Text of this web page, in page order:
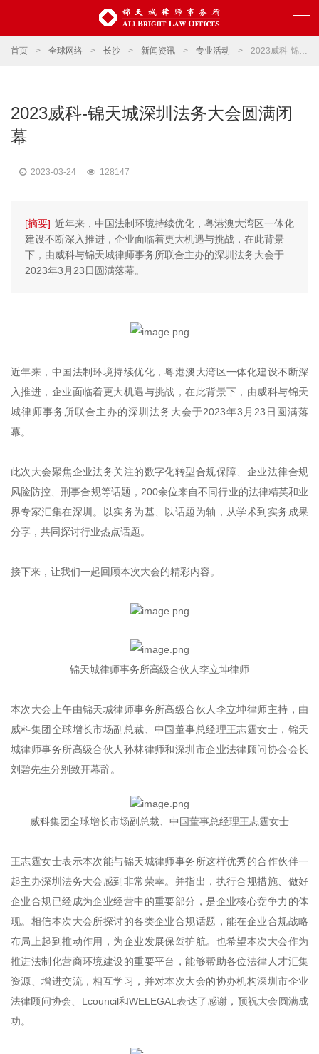
首页 > 全球网络 > 长沙 > 新闻资讯 > 专业活动 > 2023威科-锦天城深圳法务大会圆满闭幕
2023威科-锦天城深圳法务大会圆满闭
幕
2023-03-24 128147
[摘要] 近年来，中国法制环境持续优化，粤港澳大湾区一体化
建设不断深入推进，企业面临着更大机遇与挑战，在此背景
下，由威科与锦天城律师事务所联合主办的深圳法务大会于
2023年3月23日圆满落幕。
近年来，中国法制环境持续优化，粤港澳大湾区一体化建设不断深
入推进，企业面临着更大机遇与挑战，在此背景下，由威科与锦天
城律师事务所联合主办的深圳法务大会于2023年3月23日圆满落
幕。
此次大会聚焦企业法务关注的数字化转型合规保障、企业法律合规
风险防控、刑事合规等话题，200余位来自不同行业的法律精英和业
界专家汇集在深圳。以实务为基、以话题为轴，从学术到实务成果
分享，共同探讨行业热点话题。
接下来，让我们一起回顾本次大会的精彩内容。
锦天城律师事务所高级合伙人李立坤律师
本次大会上午由锦天城律师事务所高级合伙人李立坤律师主持，由
威科集团全球增长市场副总裁、中国董事总经理王志霆女士，锦天
城律师事务所高级合伙人孙林律师和深圳市企业法律顾问协会会长
刘碧先生分别致开幕辞。
威科集团全球增长市场副总裁、中国董事总经理王志霆女士
王志霆女士表示本次能与锦天城律师事务所这样优秀的合作伙伴一
起主办深圳法务大会感到非常荣幸。并指出，执行合规措施、做好
企业合规已经成为企业经营中的重要部分，是企业核心竞争力的体
现。相信本次大会所探讨的各类企业合规话题，能在企业合规战略
布局上起到推动作用，为企业发展保驾护航。也希望本次大会作为
推进法制化营商环境建设的重要平台，能够帮助各位法律人才汇集
资源、增进交流，相互学习，并对本次大会的协办机构深圳市企业
法律顾问协会、Lcouncil和WELEGAL表达了感谢，预祝大会圆满成
功。